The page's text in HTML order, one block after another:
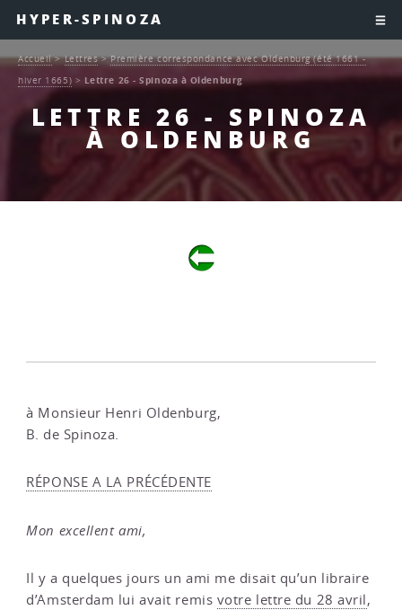
HYPER-SPINOZA
LETTRE 26 - SPINOZA
À OLDENBURG
Accueil>Lettres>Première correspondance avec Oldenburg (été 1661 -
hiver 1665) > Lettre 26 - Spinoza à Oldenburg
à Monsieur Henri Oldenburg,
B. de Spinoza.
RÉPONSE A LA PRÉCÉDENTE
Mon excellent ami,
Il y a quelques jours un ami me disait qu’un libraire
d’Amsterdam lui avait remis votre lettre du 28 avril,